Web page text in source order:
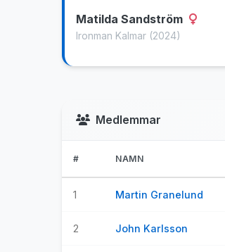
Matilda Sandström
Ironman Kalmar (2024)
Medlemmar
# NAMN
1 Martin Granelund
2 John Karlsson